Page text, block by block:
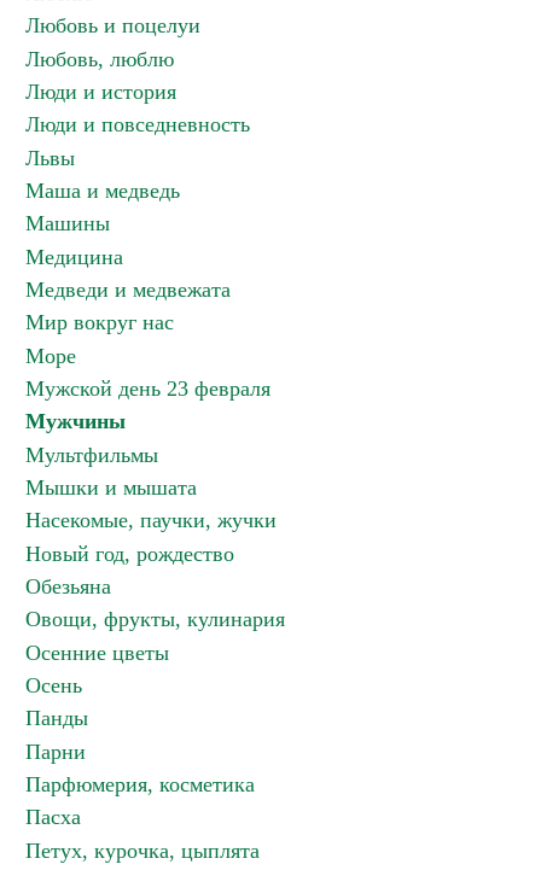
Любовь и поцелуи
Любовь, люблю
Люди и история
Люди и повседневность
Львы
Маша и медведь
Машины
Медицина
Медведи и медвежата
Мир вокруг нас
Море
Мужской день 23 февраля
Мужчины
Мультфильмы
Мышки и мышата
Насекомые, паучки, жучки
Новый год, рождество
Обезьяна
Овощи, фрукты, кулинария
Осенние цветы
Осень
Панды
Парни
Парфюмерия, косметика
Пасха
Петух, курочка, цыплята